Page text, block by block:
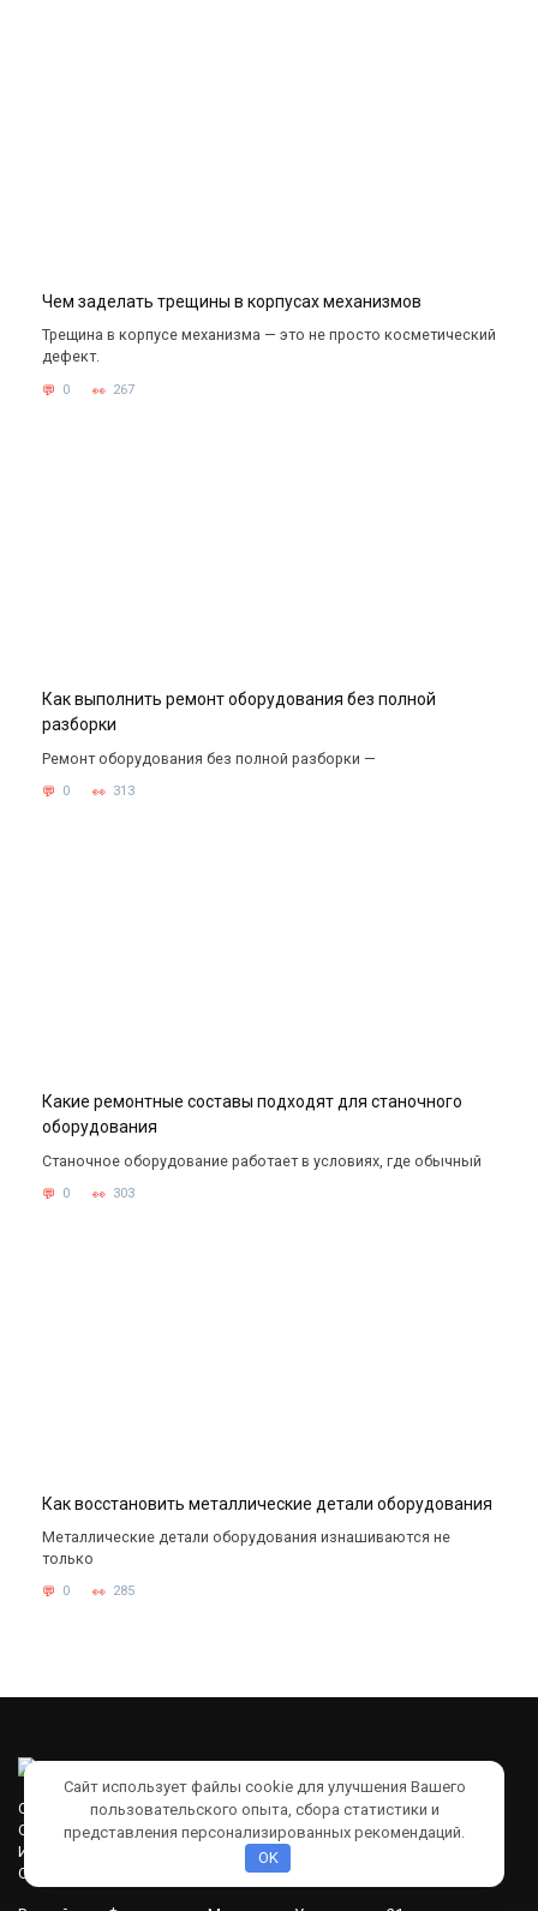
Чем заделать трещины в корпусах механизмов
Трещина в корпусе механизма — это не просто косметический
дефект.
0 267
Как выполнить ремонт оборудования без полной
разборки
Ремонт оборудования без полной разборки —
0 313
Какие ремонтные составы подходят для станочного
оборудования
Станочное оборудование работает в условиях, где обычный
0 303
Как восстановить металлические детали оборудования
Металлические детали оборудования изнашиваются не
только
0 285
Оптовая продажа промышленного и бытового клея
ООО «ЛОКТТЛФ РУС»
ИНН 7810965345
ОГРН 1247800093738
Сайт использует файлы cookie для улучшения Вашего
пользовательского опыта, сбора статистики и
представления персонализированных рекомендаций.
OK